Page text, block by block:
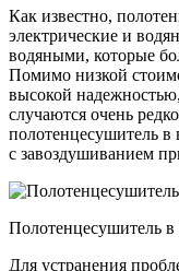
Как известно,
электрические и
водяными, которые
Помимо низкой
высокой
случаются очень
полотенцесушитель в
с завоздушиванием
Полотенцесушитель в
Для устранения